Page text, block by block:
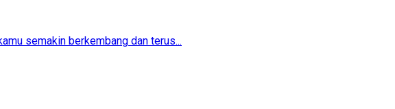
semakin berkembang dan terus...